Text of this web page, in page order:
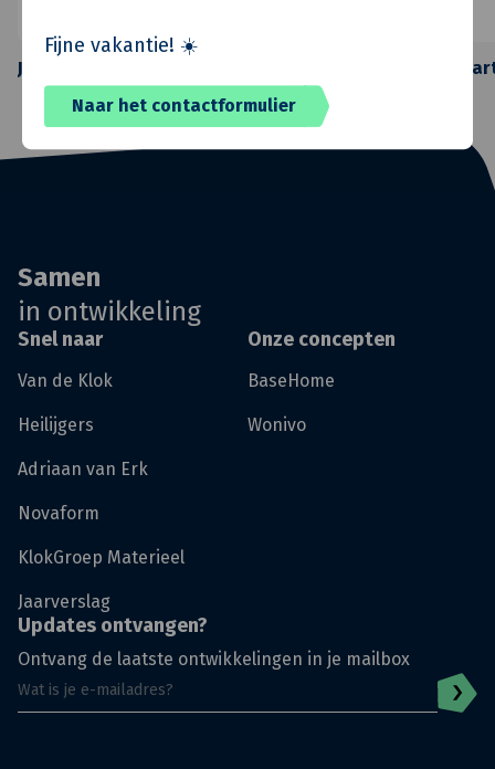
Fijne vakantie! ☀️
Naar het contactformulier
Juni 2026
Samen
in ontwikkeling
Snel naar
Van de Klok
Heilijgers
Adriaan van Erk
Novaform
KlokGroep Materieel
Jaarverslag
Onze concepten
BaseHome
Wonivo
Updates ontvangen?
Ontvang de laatste ontwikkelingen in je mailbox